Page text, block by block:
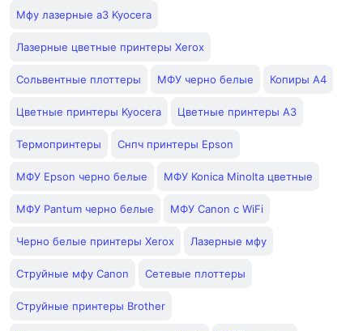
Мфу лазерные а3 Kyocera
Лазерные цветные принтеры Xerox
Сольвентные плоттеры МФУ черно белые Копиры А4
Цветные принтеры Kyocera Цветные принтеры А3
Термопринтеры Снпч принтеры Epson
МФУ Epson черно белые МФУ Konica Minolta цветные
МФУ Pantum черно белые МФУ Canon с WiFi
Черно белые принтеры Xerox Лазерные мфу
Струйные мфу Canon Сетевые плоттеры
Струйные принтеры Brother